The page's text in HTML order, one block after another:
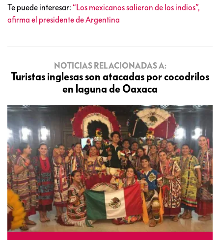
Te puede interesar: “Los mexicanos salieron de los indios”,
afirma el presidente de Argentina
NOTICIAS RELACIONADAS A:
Turistas inglesas son atacadas por cocodrilos
en laguna de Oaxaca